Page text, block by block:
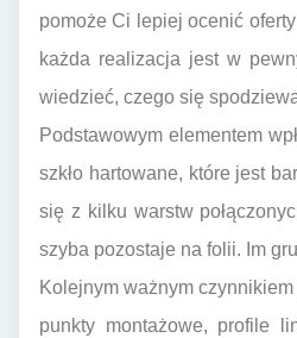
pomoże Ci lepiej ocenić
każda realizacja jest w
wiedzieć, czego się
Podstawowym elementem
szkło hartowane, które jest
się z kilku warstw
szyba pozostaje na folii. Im
Kolejnym ważnym czynnikiem
punkty montażowe, profile